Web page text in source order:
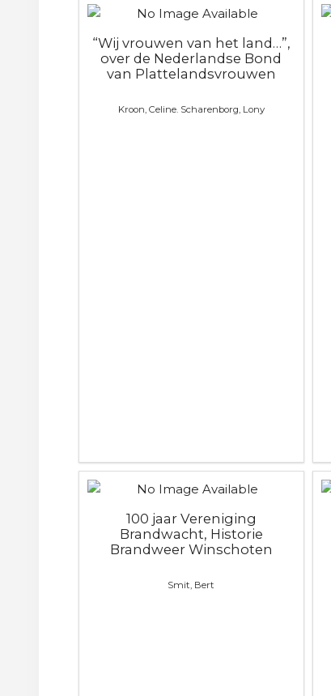
“Wij vrouwen van het land…”,
over de Nederlandse Bond
van Plattelandsvrouwen
Kroon, Celine. Scharenborg, Lony
100 jaar Vereniging
Brandwacht, Historie
Brandweer Winschoten
Smit, Bert